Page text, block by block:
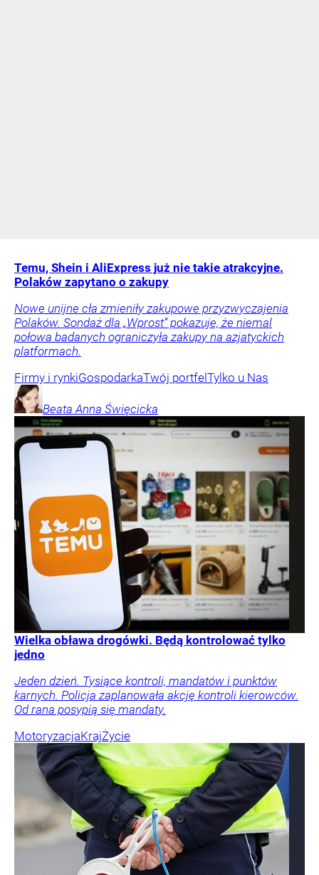
Temu, Shein i AliExpress już nie takie atrakcyjne.
Polaków zapytano o zakupy
Nowe unijne cła zmieniły zakupowe przyzwyczajenia
Polaków. Sondaż dla „Wprost” pokazuje, że niemal
połowa badanych ograniczyła zakupy na azjatyckich
platformach.
Firmy i rynkiGospodarkaTwój portfel Tylko u Nas
Beata Anna Święcicka
Wielka obława drogówki. Będą kontrolować tylko
jedno
Jeden dzień. Tysiące kontroli, mandatów i punktów
karnych. Policja zaplanowała akcję kontroli kierowców.
Od rana posypią się mandaty.
MotoryzacjaKrajŻycie